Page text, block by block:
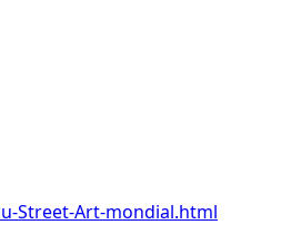
Street-Art-mondial.html